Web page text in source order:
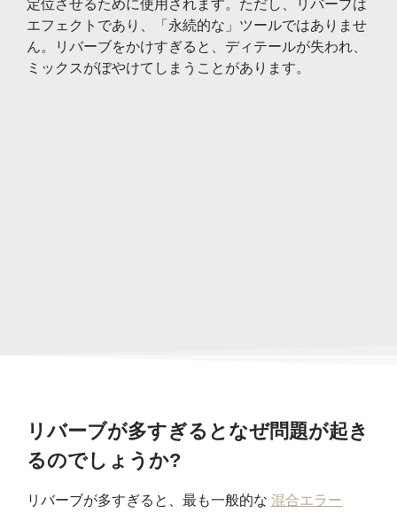
定位させるために使用されます。ただし、リバーブは
エフェクトであり、「永続的な」ツールではありませ
ん。リバーブをかけすぎると、ディテールが失われ、
ミックスがぼやけてしまうことがあります。
リバーブが多すぎるとなぜ問題が起き
るのでしょうか?
リバーブが多すぎると、最も一般的な 混合エラー